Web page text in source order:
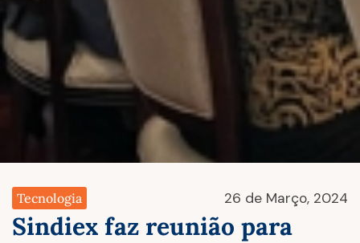
Tecnologia 26 de Março, 2024
Sindiex faz reunião para